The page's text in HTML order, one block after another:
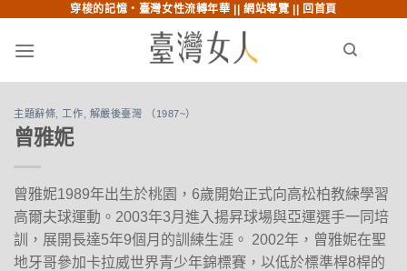
跳至內文
跳至索引列穿梭的記憶‧臺灣女性流轉年華 ||網站導覽 || 回首頁
主題辭條 工作 解嚴後臺灣 （1987~）
曾雅妮
曾雅妮1989年出生於桃園，6歲開始正式向高松柏教練學習
高爾夫球運動。2003年3月進入揚昇球場與亞運選手一同培
訓，展開長達5年9個月的訓練生涯。 2002年，曾雅妮在聖
地牙哥參加卡拉威世界青少年錦標賽，以低於標準桿8桿的